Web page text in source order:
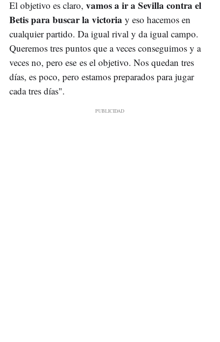
El objetivo es claro, vamos a ir a Sevilla contra el
Betis para buscar la victoria y eso hacemos en
cualquier partido. Da igual rival y da igual campo.
Queremos tres puntos que a veces conseguimos y a
veces no, pero ese es el objetivo. Nos quedan tres
días, es poco, pero estamos preparados para jugar
cada tres días".